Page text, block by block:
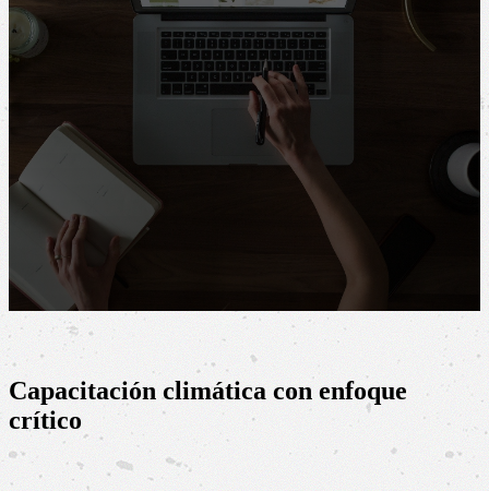
Capacitación en Cambio Climático
El desafío de comprender en forma integral los diferentes
aspectos del cambio climático y sus posibles soluciones.
Capacitación climática con enfoque
crítico